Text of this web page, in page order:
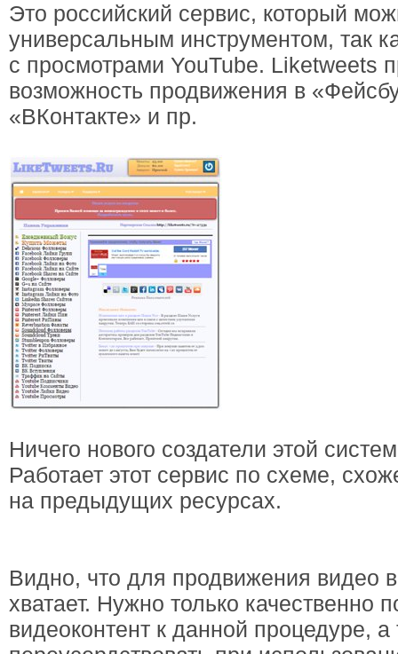
Это российский сервис, который
универсальным инструментом, так
с просмотрами YouTube. Liketweets
возможность продвижения в
«ВКонтакте» и пр.
Ничего нового создатели этой
Работает этот сервис по схеме,
на предыдущих ресурсах.
Видно, что для продвижения видео
хватает. Нужно только качественно
видеоконтент к данной процедуре, а